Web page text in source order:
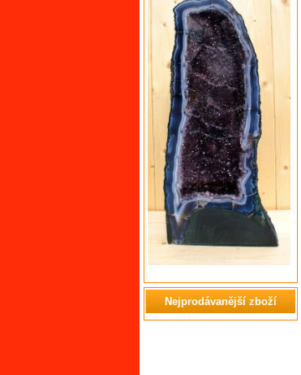
Nejprodávanější zboží